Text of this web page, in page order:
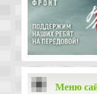
Меню